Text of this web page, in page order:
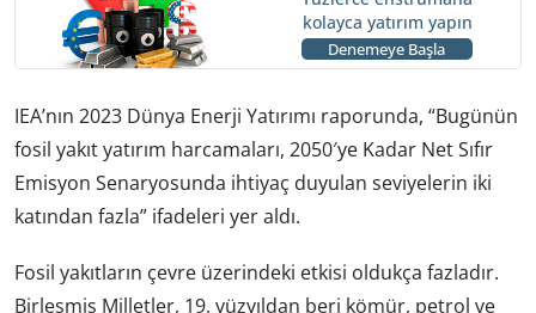
kolayca yatırım yapın
Denemeye Başla
IEA’nın 2023 Dünya Enerji Yatırımı raporunda, “Bugünün
fosil yakıt yatırım harcamaları, 2050′ye Kadar Net Sıfır
Emisyon Senaryosunda ihtiyaç duyulan seviyelerin iki
katından fazla” ifadeleri yer aldı.
Fosil yakıtların çevre üzerindeki etkisi oldukça fazladır.
Birleşmiş Milletler, 19. yüzyıldan beri kömür, petrol ve